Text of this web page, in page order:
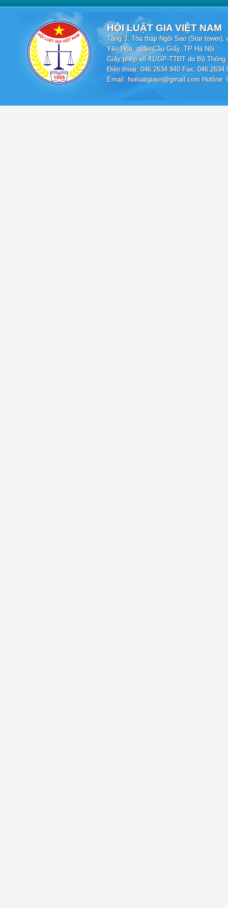
HỘI LUẬT GIA VIỆT NAM
Tầng 3, Tòa tháp Ngôi Sao (Star
Yên Hòa, quận Cầu Giấy, TP Hà Nội.
Giấy phép số 41/GP-TTĐT do Bộ
Điện thoại: 046.2634.940 Fax:
Email: hoiluatgiavn@gmail.com Hotline: